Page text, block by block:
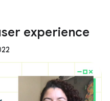
experience